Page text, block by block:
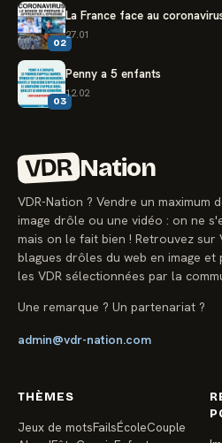
02
La France face au
27.01
03
Penny a 5 enfants
12.02
VDR Nation
VDR-Nation ? Vendre un maximum
image drôle ou une vidéo : on ne
mais on le fait bien ! Retrouvez sur
blagues drôles du web en image et
les VDR sélectionnées par la
Une remarque ? Un partenariat ?
admin@vdr-nation.com
THÈMES
Jeux de motsFailsÉcoleCouple